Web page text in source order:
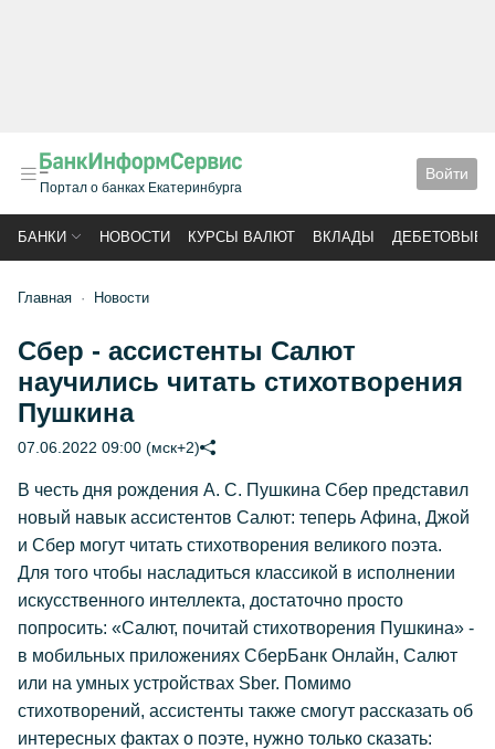
Портал о банках Екатеринбурга
Войти
БАНКИ НОВОСТИ КУРСЫ ВАЛЮТ ВКЛАДЫ ДЕБЕТОВЫЕ
Главная Новости
Сбер - ассистенты Салют
научились читать стихотворения
Пушкина
07.06.2022 09:00 (мск+2)
В честь дня рождения А. С. Пушкина Сбер представил
новый навык ассистентов Салют: теперь Афина, Джой
и Сбер могут читать стихотворения великого поэта.
Для того чтобы насладиться классикой в исполнении
искусственного интеллекта, достаточно просто
попросить: «Салют, почитай стихотворения Пушкина» -
в мобильных приложениях СберБанк Онлайн, Салют
или на умных устройствах Sber. Помимо
стихотворений, ассистенты также смогут рассказать об
интересных фактах о поэте, нужно только сказать: